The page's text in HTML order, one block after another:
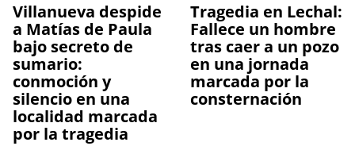
Villanueva despide
a Matías de Paula
bajo secreto de
sumario:
conmoción y
silencio en una
localidad marcada
por la tragedia
Tragedia en Lechal:
Fallece un hombre
tras caer a un pozo
en una jornada
marcada por la
consternación